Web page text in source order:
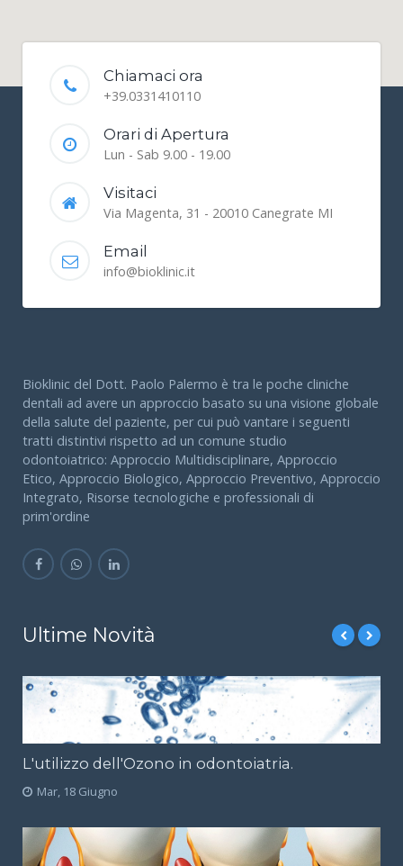
Chiamaci ora
+39.0331410110
Orari di Apertura
Lun - Sab 9.00 - 19.00
Visitaci
Via Magenta, 31 - 20010 Canegrate MI
Email
info@bioklinic.it
Bioklinic del Dott. Paolo Palermo è tra le poche cliniche
dentali ad avere un approccio basato su una visione globale
della salute del paziente, per cui può vantare i seguenti
tratti distintivi rispetto ad un comune studio
odontoiatrico: Approccio Multidisciplinare, Approccio
Etico, Approccio Biologico, Approccio Preventivo, Approccio
Integrato, Risorse tecnologiche e professionali di
prim'ordine
Ultime Novità
L'utilizzo dell'Ozono in odontoiatria.
Mar, 18 Giugno